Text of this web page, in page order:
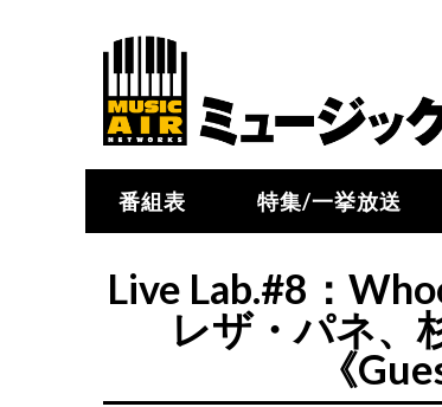
番組表 特集/一挙放送
Live Lab.#8：
レザ・パネ、
《